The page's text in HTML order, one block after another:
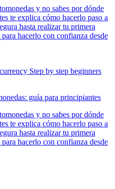
y no sabes por dónde
te explica cómo hacerlo paso a
hasta realizar tu primera
hacerlo con confianza desde
guía para principiantes
y no sabes por dónde
te explica cómo hacerlo paso a
hasta realizar tu primera
hacerlo con confianza desde